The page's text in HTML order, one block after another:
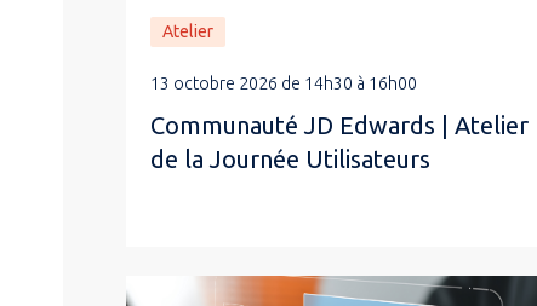
Atelier
13 octobre 2026 de 14h30 à 16h00
Communauté JD Edwards | Atelier
de la Journée Utilisateurs